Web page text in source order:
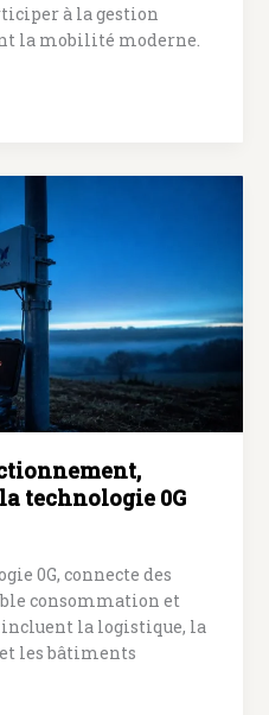
à la gestion
la mobilité moderne.
technologie 0G
0G, connecte des
consommation et
incluent la logistique, la
les bâtiments